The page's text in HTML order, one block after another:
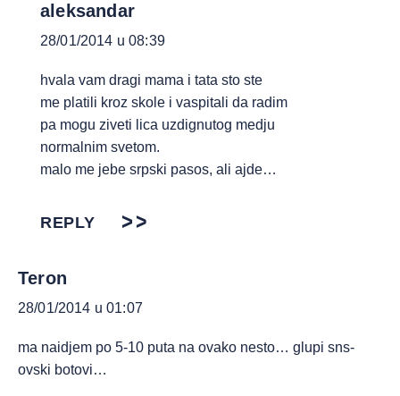
aleksandar
28/01/2014 u 08:39
hvala vam dragi mama i tata sto ste
me platili kroz skole i vaspitali da radim
pa mogu ziveti lica uzdignutog medju
normalnim svetom.
malo me jebe srpski pasos, ali ajde…
REPLY
Teron
28/01/2014 u 01:07
ma naidjem po 5-10 puta na ovako nesto… glupi sns-
ovski botovi…